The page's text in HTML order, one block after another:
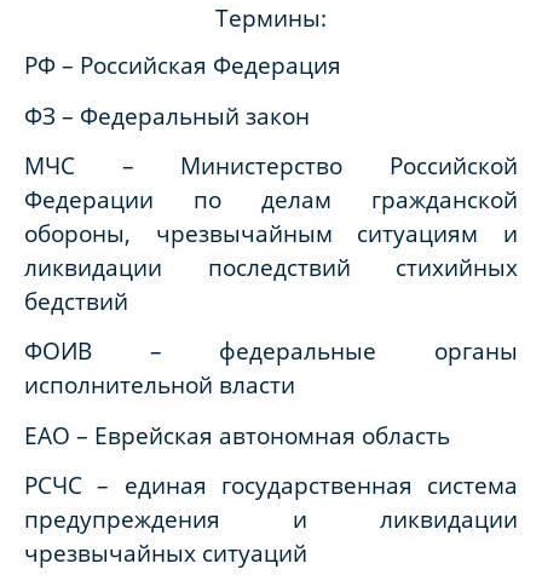
Термины:
РФ – Российская Федерация
ФЗ – Федеральный закон
МЧС – Министерство Российской
Федерации по делам гражданской
обороны, чрезвычайным ситуациям и
ликвидации последствий стихийных
бедствий
ФОИВ – федеральные органы
исполнительной власти
ЕАО – Еврейская автономная область
РСЧС – единая государственная система
предупреждения и ликвидации
чрезвычайных ситуаций